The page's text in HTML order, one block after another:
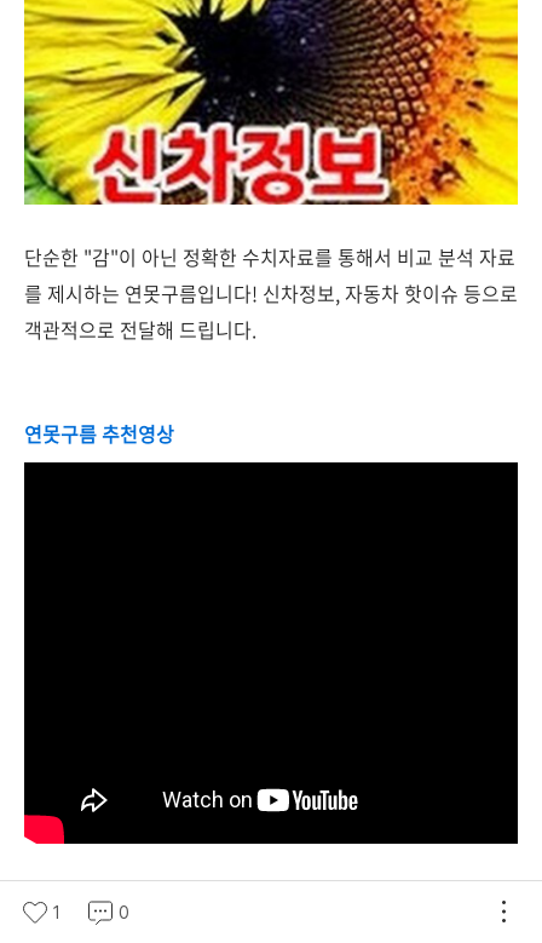
단순한 "감"이 아닌 정확한 수치자료를 통해서 비교 분석 자료
를 제시하는 연못구름입니다! 신차정보, 자동차 핫이슈 등으로
객관적으로 전달해 드립니다.
연못구름 추천영상
1 0